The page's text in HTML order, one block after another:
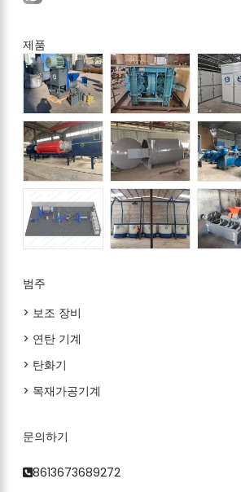
제품
범주
> 보조 장비
> 연탄 기계
> 탄화기
> 목재가공기계
문의하기
8613673689272